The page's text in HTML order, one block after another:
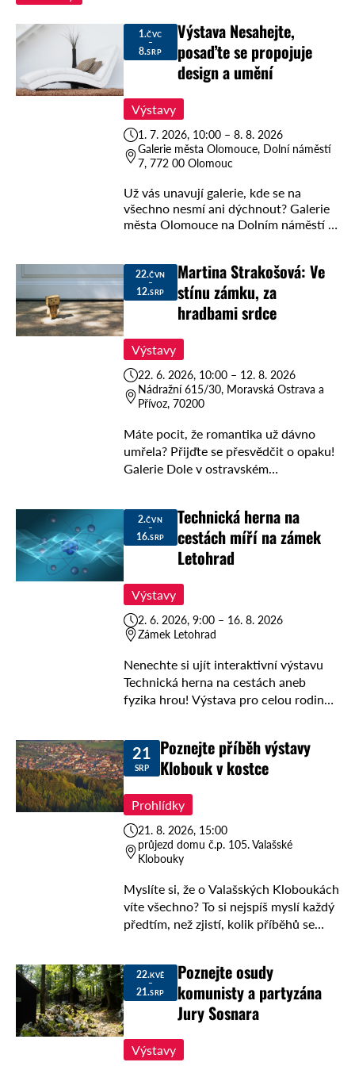
1. ČVC
–
8.SRP
Výstava Nesahejte,
posaďte se propojuje
design a umění
Výstavy
1. 7. 2026, 10:00 – 8. 8. 2026
Galerie města Olomouce, Dolní náměstí
7, 772 00 Olomouc
Už vás unavují galerie, kde se na
všechno nesmí ani dýchnout? Galerie
města Olomouce na Dolním náměstí 7
se“. …
22. ČVN
–
12. SRP
Martina Strakošová: Ve
stínu zámku, za
hradbami srdce
Výstavy
22. 6. 2026, 10:00 – 12. 8. 2026
Nádražní 615/30, Moravská Ostrava a
Přívoz, 70200
Máte pocit, že romantika už dávno
umřela? Přijďte se přesvědčit o opaku!
Galerie Dole v ostravském
„Martina Strakošová: …
2.ČVN
–
16. SRP
Technická herna na
cestách míří na zámek
Letohrad
Výstavy
2. 6. 2026, 9:00 – 16. 8. 2026
Zámek Letohrad
Nenechte si ujít interaktivní výstavu
Technická herna na cestách aneb
fyzika hrou! Výstava pro celou rodinu
letohradského zámku nakouknete do
mnoha …
21
SRP
Poznejte příběh výstavy
Klobouk v kostce
Prohlídky
21. 8. 2026, 15:00
průjezd domu č.p. 105. Valašské
Klobouky
Myslíte si, že o Valašských Kloboukách
víte všechno? To si nejspíš myslí každý
předtím, než zjistí, kolik příběhů se
22. KVĚ
–
21. SRP
Poznejte osudy
komunisty a partyzána
Jury Sosnara
Výstavy